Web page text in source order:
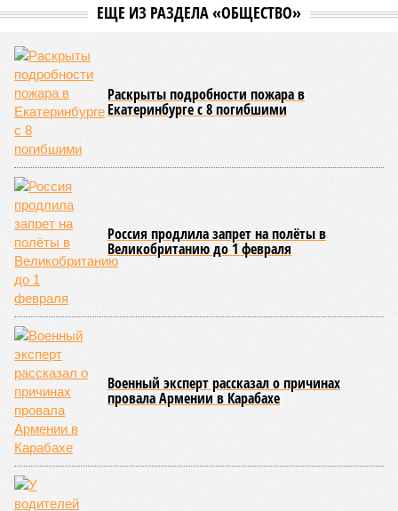
ЕЩЕ ИЗ РАЗДЕЛА «ОБЩЕСТВО»
Раскрыты подробности пожара в
Екатеринбурге с 8 погибшими
Россия продлила запрет на полёты в
Великобританию до 1 февраля
Военный эксперт рассказал о причинах
провала Армении в Карабахе